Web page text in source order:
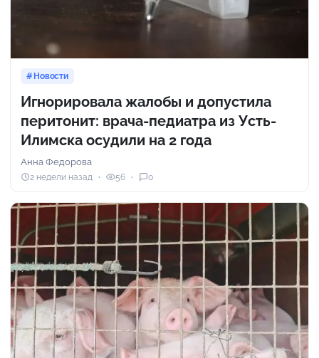
Новости
Игнорировала жалобы и допустила
перитонит: врача-педиатра из Усть-
Илимска осудили на 2 года
Анна Федорова
2 недели назад 56 0